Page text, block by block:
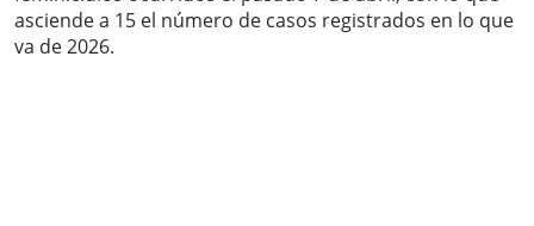
asciende a 15 el número de casos registrados en lo que
va de 2026.